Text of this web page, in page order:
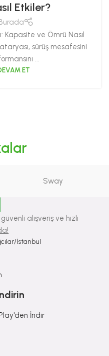
Etkiler?
Kapasite ve Ömrü Nasıl
sürüş mesafesini
...
ET
Sway
alışveriş ve hızlı
İstanbul